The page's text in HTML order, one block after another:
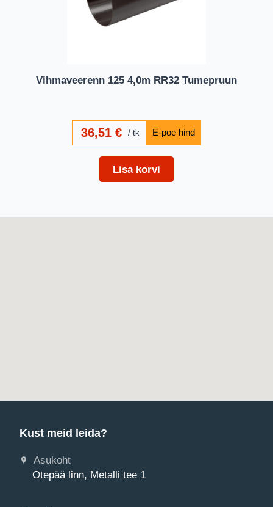
Vihmaveerenn 125 4,0m RR32 Tumepruun
36,51 € tk
Lisa korvi
Kust meid leida?
Asukoht
Otepää linn, Metalli tee 1